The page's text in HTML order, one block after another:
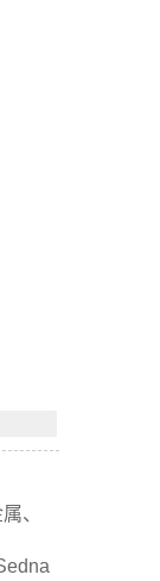
、